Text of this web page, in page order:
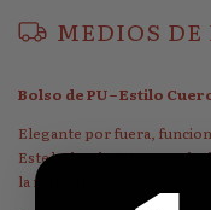
MEDIOS DE
Bolso de PU – Estilo
Elegante por fuera,
Este bolso de PU con
la resistencia necesaria para